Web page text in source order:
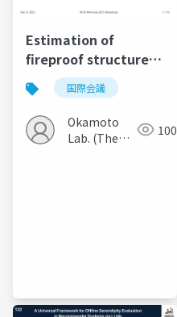
Estimation of
fireproof structure
class and
construction year for
disaster risk
assessment
国際会議
Okamoto
Lab. (The
100